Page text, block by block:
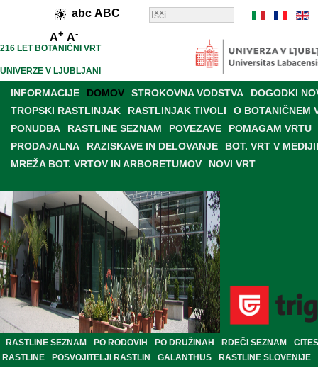
abc ABC
A+ A-
216 LET BOTANIČNI VRT
UNIVERZE V LJUBLJANI
INFORMACIJE DOMOV STROKOVNA VODSTVA
DOGODKI
TROPSKI RASTLINJAK
RASTLINJAK TIVOLI
O BOTANIČNEM
PONUDBA
RASTLINE SEZNAM POVEZAVE
POMAGAM VRTU
PRODAJALNA
RAZISKAVE IN DELOVANJE
BOT. VRT V
MREŽA BOT. VRTOV IN ARBORETUMOV
NOVI VRT
RASTLINE SEZNAM PO RODOVIH PO DRUŽINAH RDEČI SEZNAM
CITES
RASTLINE
POSVOJITELJI RASTLIN GALANTHUS RASTLINE SLOVENIJE